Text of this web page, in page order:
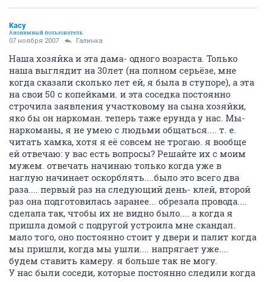
Kacy
Анонимный пользователь
07 ноября 2007 Галинка
Наша хозяйка и эта дама- одного возраста. Только
наша выглядит на 30лет (на полном серьёзе, мне
когда сказали сколько лет ей, я была в ступоре), а эта
на свои 50 с копейками. и эта соседка постоянно
строчила заявления участковому на сына хозяйки,
яко бы он наркоман. теперь таже ерунда у нас. Мы-
наркоманы, я не умею с людьми общаться.... т. е.
читать хамка, хотя я её совсем не трогаю. я вообще
ей отвечаю: у вас есть вопросы? Решайте их с моим
мужем. отвечать начинаю только когда уже в
наглую начинает оскорблять....было это всего два
раза.... первый раз на следующий день- клей, второй
раз она подготовилась заранее... обрезала провода....
сделала так, чтобы их не видно было.... а когда я
пришла домой с подругой устроила мне скандал.
мало того, оно постоянно стоит у двери и палит когда
мы пришли, когда мы ушли.... напрягает уже....
будем ставить камеру. я больше так не могу.
У нас были соседи, которые постоянно следили когда